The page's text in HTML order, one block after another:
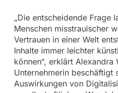
„Die entscheidende Frage
Menschen misstrauischer
Vertrauen in einer Welt
Inhalte immer leichter
können“, erklärt Alexandra
Unternehmerin beschäftigt
Auswirkungen von